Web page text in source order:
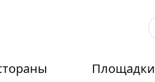
Площадки